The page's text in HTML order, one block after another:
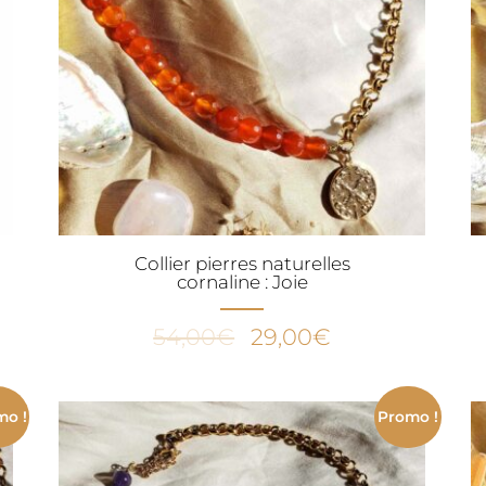
Collier pierres naturelles
cornaline : Joie
54,00€ Le
était :
54,00€.
29,00€
actuel
est :
29,00€.
! Promo !